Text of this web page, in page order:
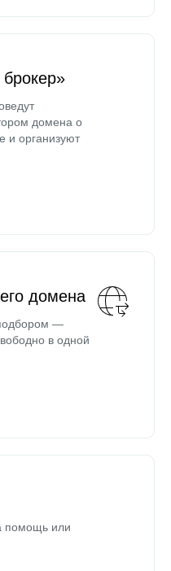
домена о
и организуют
домена
—
в одной
помощь или